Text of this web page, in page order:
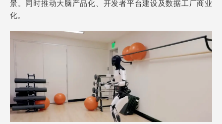
景。同时推动大脑产品化、开发者平台建设及数据工厂商业
化。